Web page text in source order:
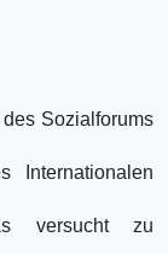
Sozialforums
Internationalen
versucht zu